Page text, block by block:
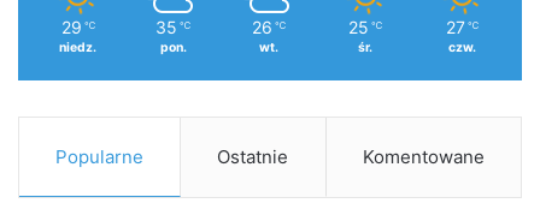
29 ℃
niedz.
35 ℃
pon.
26 ℃
wt.
25 ℃
śr.
27 ℃
czw.
Popularne Ostatnie Komentowane